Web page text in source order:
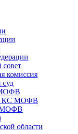
совет
комиссия
суд
МОФВ
КС МОФВ
МОФВ
области